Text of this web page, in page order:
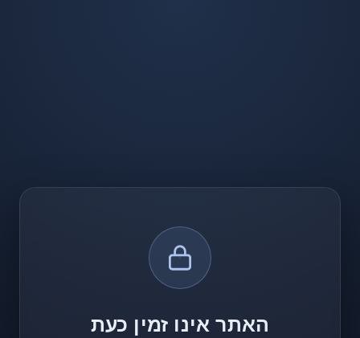
האתר אינו זמין כעת